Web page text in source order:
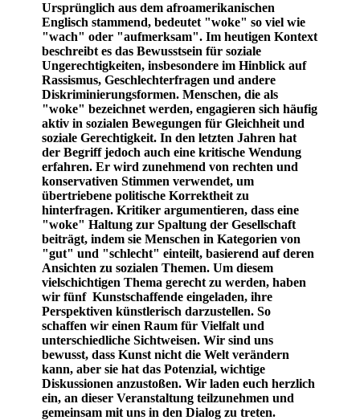
Ursprünglich aus dem afroamerikanischen
Englisch stammend, bedeutet "woke" so viel wie
"wach" oder "aufmerksam". Im heutigen Kontext
beschreibt es das Bewusstsein für soziale
Ungerechtigkeiten, insbesondere im Hinblick auf
Rassismus, Geschlechterfragen und andere
Diskriminierungsformen. Menschen, die als
"woke" bezeichnet werden, engagieren sich häufig
aktiv in sozialen Bewegungen für Gleichheit und
soziale Gerechtigkeit. In den letzten Jahren hat
der Begriff jedoch auch eine kritische Wendung
erfahren. Er wird zunehmend von rechten und
konservativen Stimmen verwendet, um
übertriebene politische Korrektheit zu
hinterfragen. Kritiker argumentieren, dass eine
"woke" Haltung zur Spaltung der Gesellschaft
beiträgt, indem sie Menschen in Kategorien von
"gut" und "schlecht" einteilt, basierend auf deren
Ansichten zu sozialen Themen. Um diesem
vielschichtigen Thema gerecht zu werden, haben
wir fünf Kunstschaffende eingeladen, ihre
Perspektiven künstlerisch darzustellen. So
schaffen wir einen Raum für Vielfalt und
unterschiedliche Sichtweisen. Wir sind uns
bewusst, dass Kunst nicht die Welt verändern
kann, aber sie hat das Potenzial, wichtige
Diskussionen anzustoßen. Wir laden euch herzlich
ein, an dieser Veranstaltung teilzunehmen und
gemeinsam mit uns in den Dialog zu treten.